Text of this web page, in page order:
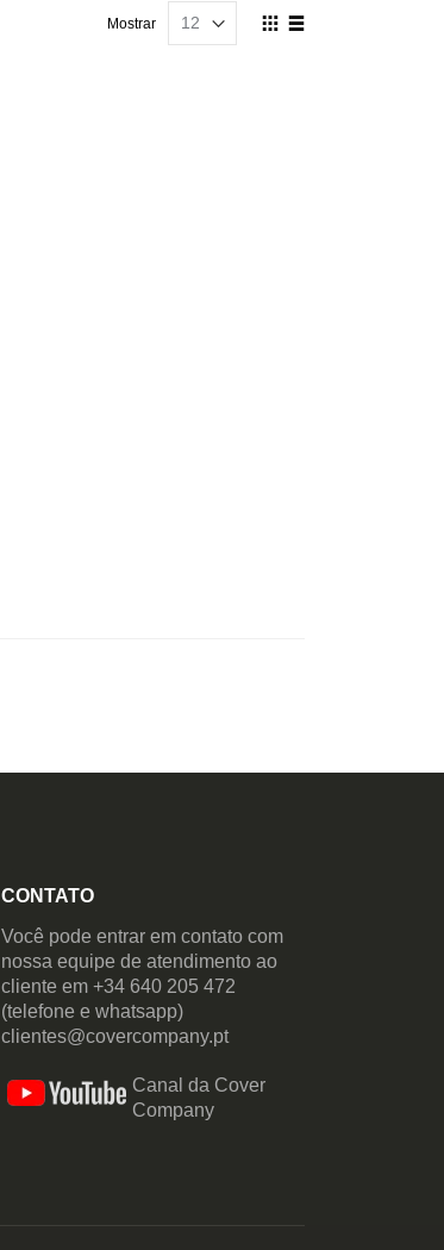
Ver
como
Mostrar
CONTATO
Você pode entrar em contato com
nossa equipe de atendimento ao
cliente em +34 640 205 472
(telefone e whatsapp)
clientes@covercompany.pt
Canal da Cover
Company